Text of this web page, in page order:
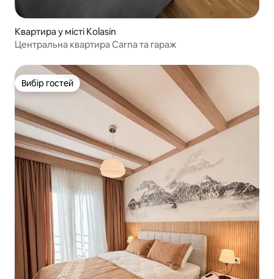
Квартира у місті Kolasin
Центральна квартира Carna та гараж
Вибір гостей
Вибір гостей